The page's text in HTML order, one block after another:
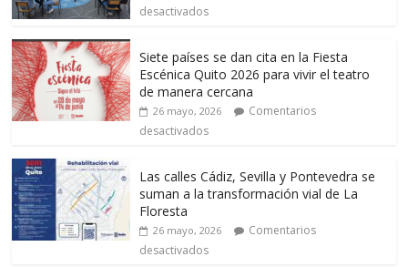
desactivados
Siete países se dan cita en la Fiesta
Escénica Quito 2026 para vivir el teatro
de manera cercana
26 mayo, 2026
Comentarios
desactivados
Las calles Cádiz, Sevilla y Pontevedra se
suman a la transformación vial de La
Floresta
26 mayo, 2026
Comentarios
desactivados